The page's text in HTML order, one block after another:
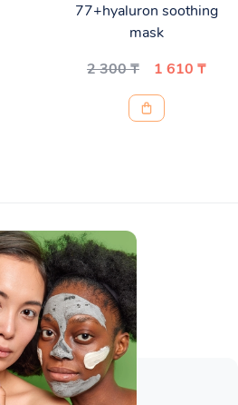
77+hyaluron soothing
mask
2 300 ₸
1 610 ₸